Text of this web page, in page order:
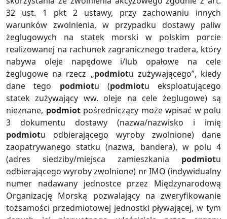
32 ust. 1 pkt 2 ustawy, przy zachowaniu innych
warunków zwolnienia, w przypadku dostawy paliw
żeglugowych na statek morski w polskim porcie
realizowanej na rachunek zagranicznego tradera, który
nabywa oleje napędowe i/lub opałowe na cele
żeglugowe na rzecz „podmiotu zużywającego”, kiedy
dane tego podmiotu (podmiotu eksploatującego
statek zużywający ww. oleje na cele żeglugowe) są
nieznane, podmiotpośredniczący może wpisać w polu
3 dokumentu dostawy (nazwa/nazwisko i imię
podmiotu odbierającego wyroby zwolnione) dane
zaopatrywanego statku (nazwa, bandera), w polu 4
(adres siedziby/miejsca zamieszkania podmiotu
odbierającego wyroby zwolnione) nr IMO (indywidualny
numer nadawany jednostce przez Międzynarodową
Organizację Morską pozwalający na zweryfikowanie
tożsamości przedmiotowej jednostki pływającej, w tym